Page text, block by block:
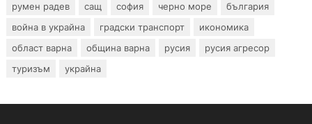
румен радев
сащ софия черно море
българия
война в украйна
градски транспорт
икономика
област варна
община варна русия
русия агресор
туризъм
украйна